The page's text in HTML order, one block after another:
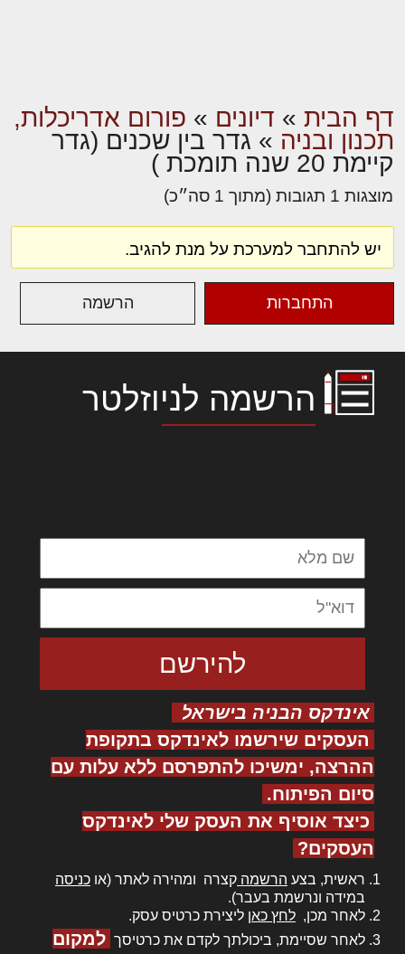
דף הבית » דיונים » פורום אדריכלות,
תכנון ובניה » גדר בין שכנים (גדר
קיימת 20 שנה תומכת )
מוצגות 1 תגובות (מתוך 1 סה״כ)
יש להתחבר למערכת על מנת להגיב.
התחברות הרשמה
הרשמה לניוזלטר
אינדקס הבניה בישראל
העסקים שירשמו לאינדקס בתקופת
ההרצה, ימשיכו להתפרסם ללא עלות עם
סיום הפיתוח.
כיצד אוסיף את העסק שלי לאינדקס
העסקים?
ראשית, בצע הרשמה קצרה ומהירה לאתר (או כניסה
במידה ונרשמת בעבר).
לאחר מכן, לחץ כאן ליצירת כרטיס עסק.
לאחר שסיימת, ביכולתך לקדם את כרטיסך למקום